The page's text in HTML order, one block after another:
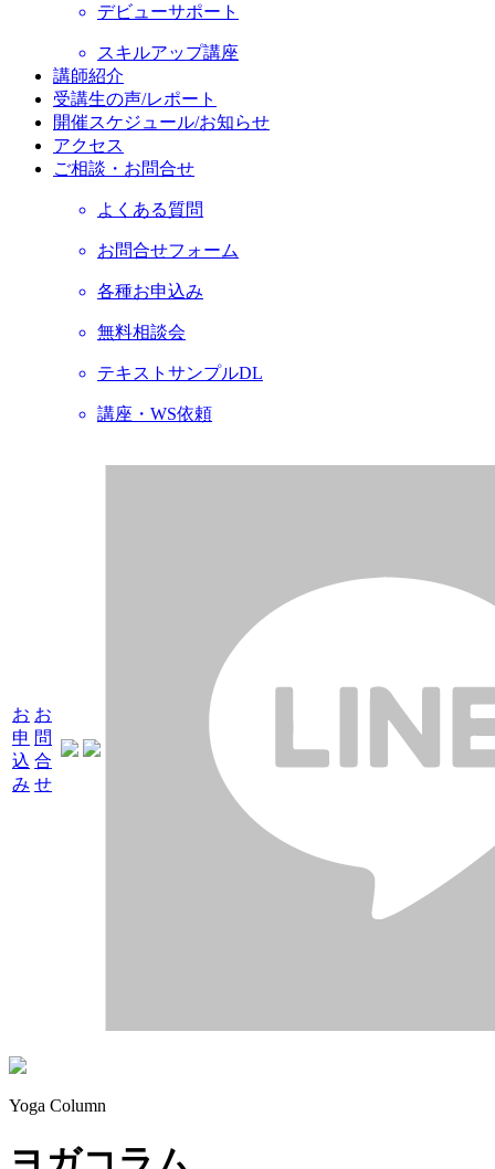
デビューサポート
スキルアップ講座
講師紹介
受講生の声/レポート
開催スケジュール/お知らせ
アクセス
ご相談・お問合せ
よくある質問
お問合せフォーム
各種お申込み
無料相談会
テキストサンプルDL
講座・WS依頼
お
申
込
み
お
問
合
せ
Yoga Column